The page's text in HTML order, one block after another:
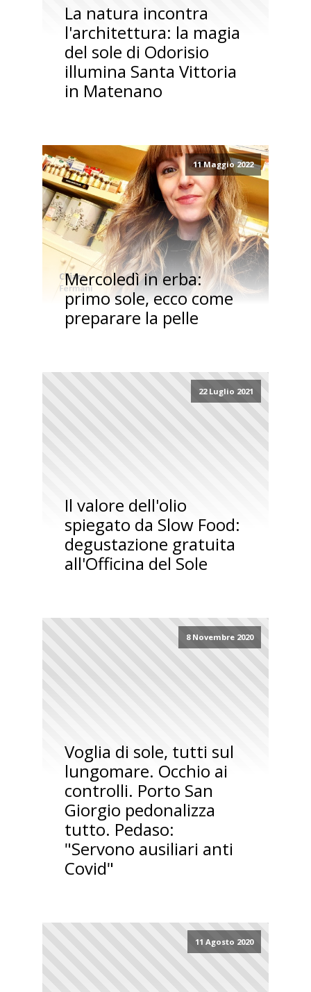
La natura incontra
l'architettura: la magia
del sole di Odorisio
illumina Santa Vittoria
in Matenano
11 Maggio 2022
Mercoledì in erba:
primo sole, ecco come
preparare la pelle
22 Luglio 2021
Il valore dell'olio
spiegato da Slow Food:
degustazione gratuita
all'Officina del Sole
8 Novembre 2020
Voglia di sole, tutti sul
lungomare. Occhio ai
controlli. Porto San
Giorgio pedonalizza
tutto. Pedaso:
"Servono ausiliari anti
Covid"
11 Agosto 2020